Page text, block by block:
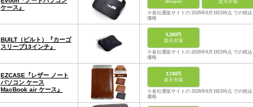
ケース』
Amazon
楽天市場
※各社通販サイトの 2026年6月19日時点 での税込
価格
BUILT（ビルト）『カーゴ
スリーブ13インチ』
5,280円
楽天市場
※各社通販サイトの 2026年6月19日時点 での税込
価格
EZCASE『レザー ノート
パソコン ケース
MacBook air ケース』
3,740円
楽天市場
※各社通販サイトの 2026年6月19日時点 での税込
価格